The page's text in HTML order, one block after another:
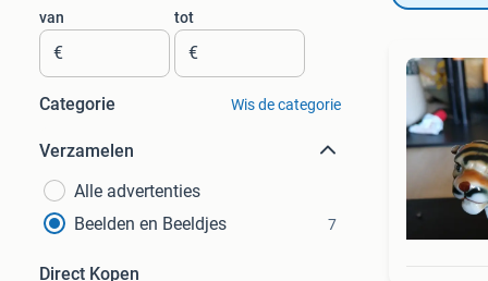
van
€
tot
€
Categorie Wis de categorie
Verzamelen
Alle advertenties
Beelden en Beeldjes
7
Direct Kopen